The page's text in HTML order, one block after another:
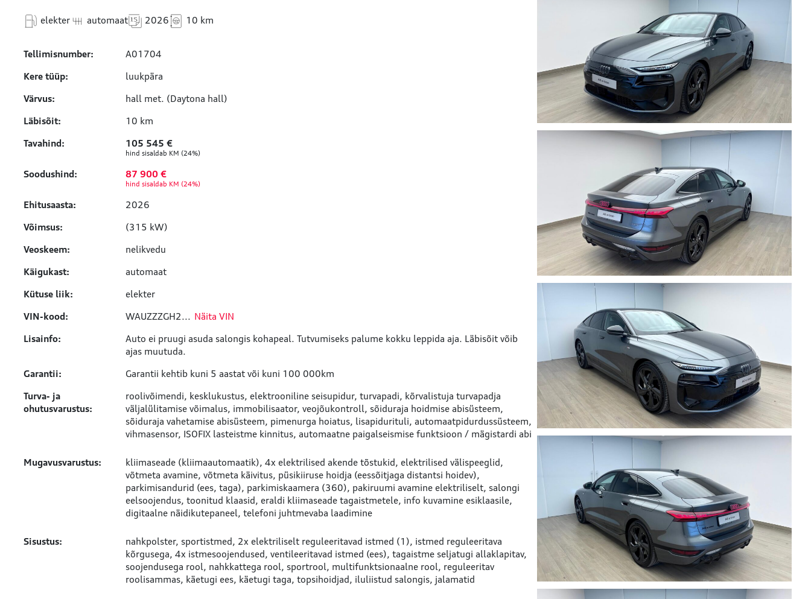
elekter automaat 2026 10 km
Tellimisnumber:
A01704
Kere tüüp:
luukpära
Värvus:
hall met. (Daytona hall)
Läbisõit:
10 km
Tavahind:
105 545 €
hind sisaldab KM (24%)
Soodushind: 87 900 €
hind sisaldab KM (24%)
Ehitusaasta:
2026
Võimsus:
(315 kW)
Veoskeem:
nelikvedu
Käigukast:
automaat
Kütuse liik:
elekter
VIN-kood:
WAUZZZGH2... Näita VIN
Lisainfo:
Auto ei pruugi asuda salongis kohapeal. Tutvumiseks palume kokku leppida aja. Läbisõit võib
ajas muutuda.
Garantii:
Garantii kehtib kuni 5 aastat või kuni 100 000km
Turva- ja
ohutusvarustus:
roolivõimendi kesklukustus elektrooniline seisupidur turvapadi
kõrvalistuja turvapadja
väljalülitamise võimalus immobilisaator veojõukontroll sõiduraja hoidmise abisüsteem
sõiduraja vahetamise abisüsteem pimenurga hoiatus lisapidurituli automaatpidurdussüsteem
vihmasensor ISOFIX lasteistme kinnitus automaatne paigalseismise funktsioon / mägistardi abi
Mugavusvarustus: kliimaseade (kliimaautomaatik) 4x elektrilised akende tõstukid
elektrilised välispeeglid
võtmeta avamine võtmeta käivitus püsikiiruse hoidja (eessõitjaga distantsi hoidev)
parkimisandurid (ees, taga) parkimiskaamera (360) pakiruumi avamine elektriliselt salongi
eelsoojendus toonitud klaasid eraldi kliimaseade tagaistmetele info kuvamine esiklaasile
digitaalne näidikutepaneel telefoni juhtmevaba laadimine
Sisustus: nahkpolster sportistmed 2x elektriliselt reguleeritavad istmed (1) istmed reguleeritava
kõrgusega 4x istmesoojendused ventileeritavad istmed (ees) tagaistme seljatugi allaklapitav
soojendusega rool nahkkattega rool sportrool multifunktsionaalne rool reguleeritav
roolisammas käetugi ees käetugi taga topsihoidjad iluliistud salongis jalamatid